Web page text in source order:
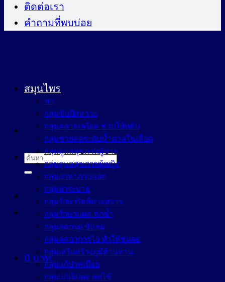
ติดต่อเรา
คำถามที่พบบ่อย
ค้นหา:
0 บาท
สมุนไพร
ชา
กลุ่มขับปัสสาวะ
กลุ่มคลายเครียด ช่วยให้หลับ
กลุ่มช่วยลดระดับน้ำตาลในเลือด
กลุ่มดูแลสุขภาพผู้ชาย
กลุ่มดูแลสุขภาพผู้หญิง
กลุ่มยาทาภายนอก
กลุ่มยาระบาย
กลุ่มรักษาริดสีดวงทวาร
กลุ่มรักษาแผล ฟกช้ำ
กลุ่มลดกรด ขับลม
กลุ่มลดอาการไอ ทำให้ชุ่มคอ
กลุ่มเสริมสร้างภูมิต้านทาน
กลุ่มแก้ปวดเมื่อย
กลุ่มแก้เจ็บคอ ลดไข้